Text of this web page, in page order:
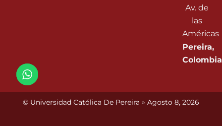
Av. de
las
Américas
Pereira,
Colombia
© Universidad Católica De Pereira » Agosto 8, 2026